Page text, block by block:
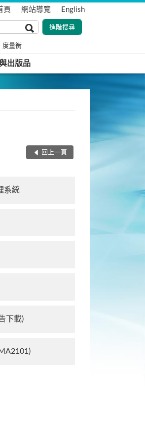
頁 網站導覽 English
度量衡
出版品
回上一頁
系統
下載)